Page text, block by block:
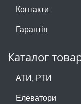
Контакти
Гарантія
Каталог
АТИ, РТИ
Елеватори